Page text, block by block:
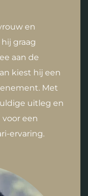
en
graag
aan de
kiest hij een
Met
uitleg en
een
ervaring.